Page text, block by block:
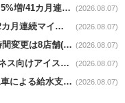
リテールパートナーズnews｜7月既存店1.5%増/41カ月連続増 (2026.08.07)
MrMax news｜7月既存店売上高1.6％減､2カ月連続マイナス (2026.08.07)
イオン九州news｜熊本地震による休業､時間変更は8店舗(8/7時点) (2026.08.07)
青山商事news｜6時間冷たさが持続｢ビジネス向けアイスベスト｣発売 (2026.08.07)
ローソンnews｜｢熊本地震｣/店舗への散水車による給水支援を開始 (2026.08.07)